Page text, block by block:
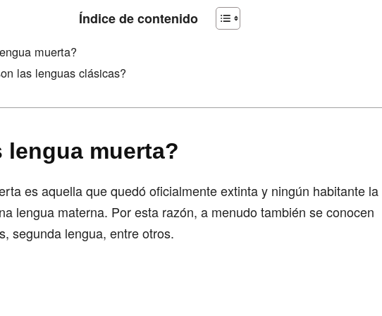
Índice de contenido
muerta?
las lenguas clásicas?
lengua muerta?
es aquella que quedó oficialmente extinta y ningún habitante la
lengua materna. Por esta razón, a menudo también se conocen
segunda lengua, entre otros.